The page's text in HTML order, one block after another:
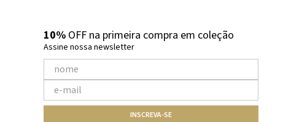
10%OFF na primeira compra em coleção
Assine nossa newsletter
INSCREVA-SE